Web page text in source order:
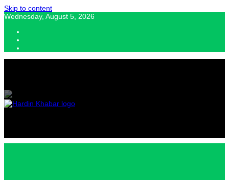
Skip to content
Wednesday, August 5, 2026